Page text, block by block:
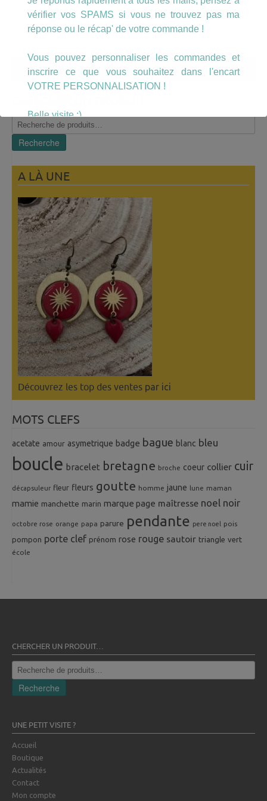
Mon compte
Recherche
pour :
Recherche
A LÀ UNE
Découvrez les top des ventes par ici
MOTS CLEFS
acetate amour asymetrique badge bague blanc bleu
boucle bracelet bretagne broche coeur collier cuir
décapsuleur fleur fleurs goutte homme jaune lune maman
mamie manchette marin marque page maîtresse noel noir
octobre rose orange papa parure pendante pere noel pois
pompon porte clef prénom rose rouge sautoir triangle vert
école
CHERCHER UN PRODUIT…
Recherche
pour :
Recherche
UNE PETIT VISITE ?
Accueil
Boutique
Actualités
Contact
Mon compte
vérifier vos SPAMS si vous ne trouvez pas ma
réponse ou le récap' de votre commande !
Vous pouvez personnaliser les commandes et
inscrire ce que vous souhaitez dans l'encart
VOTRE PERSONNALISATION !
Belle visite :)